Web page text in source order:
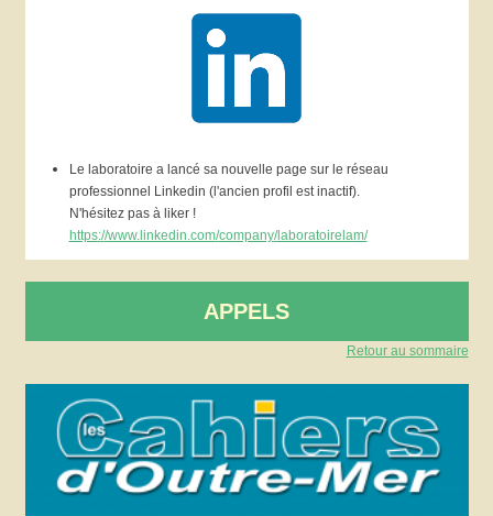
Le laboratoire a lancé sa nouvelle page sur le réseau
professionnel Linkedin (l'ancien profil est inactif).
N'hésitez pas à liker !
https://www.linkedin.com/company/laboratoirelam/
APPELS
Retour au sommaire